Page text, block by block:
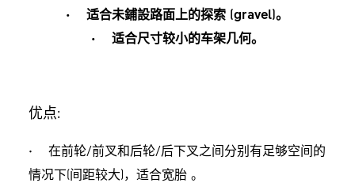
• 适合未鋪設路面上的探索 (gravel)。
• 适合尺寸较小的车架几何。
优点:
• 在前轮/前叉和后轮/后下叉之间分别有足够空间的
情况下(间距较大)，适合宽胎 。